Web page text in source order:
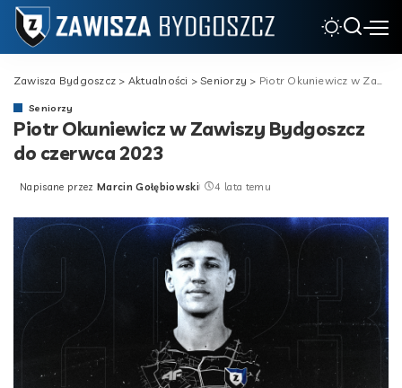
Zawisza Bydgoszcz > Aktualności >Seniorzy > Piotr Okuniewicz w Zawiszy Bydgoszcz do czerwca 2023
Seniorzy
Piotr Okuniewicz w Zawiszy Bydgoszcz
do czerwca 2023
Posted
Napisane przez Marcin Gołębiowski 4 lata temu